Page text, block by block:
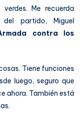
Me recuerda
partido, Miguel
contra los
Tiene funciones
luego, seguro que
ahora. También está